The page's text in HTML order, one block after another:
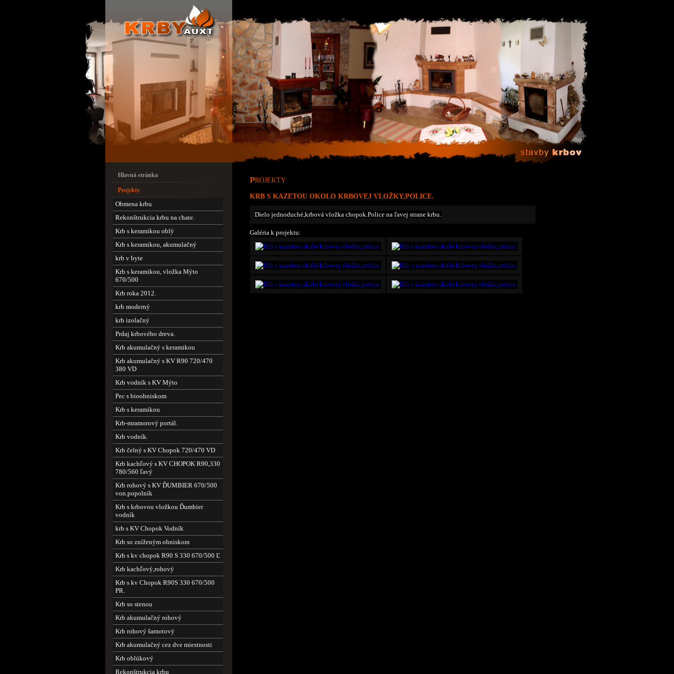
Hlavná stránka
Projekty
Obmena krbu
Rekonštrukcia krbu na chate.
Krb s keramikou oblý
Krb s keramikou, akumulačný
krb v byte
Krb s keramikou, vložka Mýto
670/500
Krb roka 2012.
krb moderný
krb izolačný
Prdaj krbového dreva.
Krb akumulačný s keramikou
Krb akumulačný s KV R90 720/470
380 VD
Krb vodník s KV Mýto
Pec s bioohniskom
Krb s keramikou
Krb-mramorový portál.
Krb vodník.
Krb čelný s KV Chopok 720/470 VD
Krb kachľový s KV CHOPOK R90,330
780/560 ľavý
Krb rohový s KV ĎUMBIER 670/500
von.popolník
Krb s krbovou vložkou Ďumbier
vodník
krb s KV Chopok Vodník
Krb so zníženým ohniskom
Krb s kv chopok R90 S 330 670/500 Ľ
Krb kachľový,rohový
Krb s kv Chopok R90S 330 670/500
PR.
Krb so stenou
Krb akumulačný rohový
Krb rohový šamotový
Krb akumulačný cez dve miestnosti
Krb oblúkový
Rekonštrukcia krbu
PROJEKTY
KRB S KAZETOU OKOLO KRBOVEJ VLOŽKY,POLICE.
Dielo jednoduché,krbová vložka chopok.Police na ľavej strane krbu.
Galéria k projektu: